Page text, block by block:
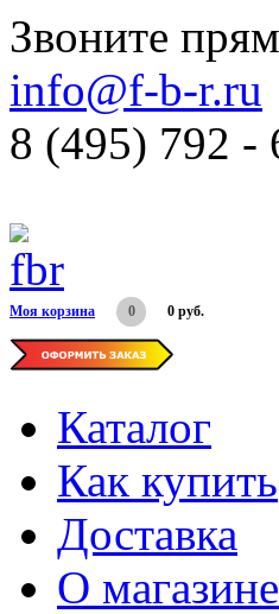
Звоните
info@f-b-r.ru
8 (495) 792 -
Моя корзина 0 0 руб.
Каталог
Как купить
Доставка
О магазине